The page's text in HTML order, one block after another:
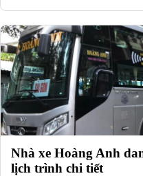
Nhà xe Hoàng Anh
lịch trình chi tiết